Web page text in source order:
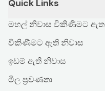
Quick Links
මහල් නිවාස විකිණීමට ඇත
විකිණීමට ඇති නිවාස
ඉඩම් ඇති නිවාස
මිල ප්‍රවණතා